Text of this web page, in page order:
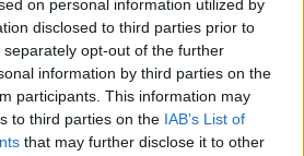
on personal information utilized by
disclosed to third parties prior to
opt-out of the further
information by third parties on the
participants. This information may
to third parties on the IAB’s List of
that may further disclose it to other
18 ανθρώπους στην